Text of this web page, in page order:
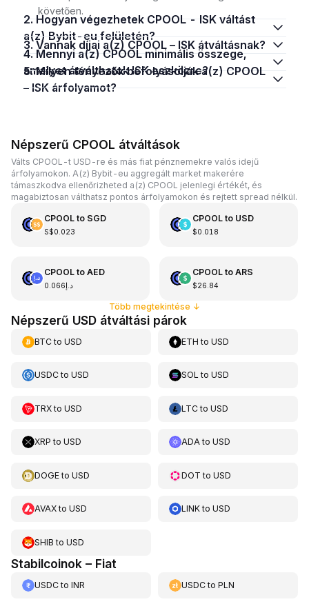
követően.
2. Hogyan végezhetek CPOOL - ISK váltást
a(z) Bybit-eu felületén?
3. Vannak díjai a(z) CPOOL – ISK átváltásnak?
4. Mennyi a(z) CPOOL minimális összege,
amelyet átválthatok ISK eszközre?
5. Milyen tényezők befolyásolják a(z) CPOOL
– ISK árfolyamot?
Népszerű CPOOL átváltások
Válts CPOOL-t USD-re és más fiat pénznemekre valós idejű
árfolyamokon. A(z) Bybit-eu aggregált market makerére
támaszkodva ellenőrizheted a(z) CPOOL jelenlegi értékét, és
magabiztosan válthatsz pontos árfolyamokon és rejtett spread nélkül.
CPOOLto SGD
S$0.023
CPOOLto USD
$0.018
CPOOLto AED
د.إ0.066
CPOOLto ARS
$26.84
Több megtekintése ↓
Népszerű USD átváltási párok
BTCto USD ETH toUSD
USDCto USD SOL toUSD
TRXto USD LTCtoUSD
XRP to USD ADAtoUSD
DOGEto USD DOT toUSD
AVAXto USD LINKtoUSD
SHIB to USD
Stabilcoinok – Fiat
USDCto INR USDCtoPLN